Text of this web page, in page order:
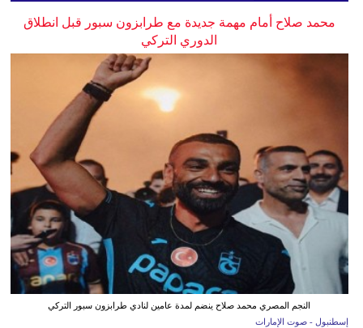
محمد صلاح أمام مهمة جديدة مع طرابزون سبور قبل انطلاق
الدوري التركي
النجم المصري محمد صلاح ينضم لمدة عامين لنادي طرابزون سبور التركي
إسطنبول - صوت الإمارات